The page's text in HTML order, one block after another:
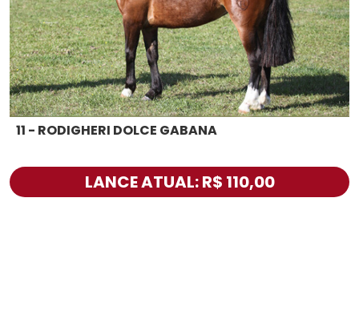
11 - RODIGHERI DOLCE GABANA
LANCE ATUAL: R$ 110,00